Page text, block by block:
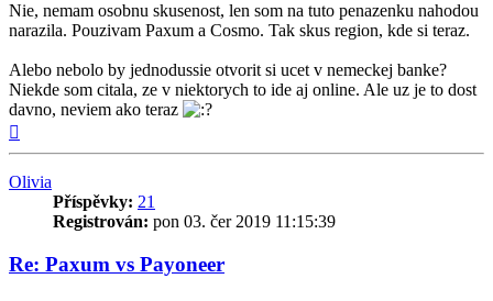
Nie, nemam osobnu skusenost, len som na tuto penazenku nahodou
narazila. Pouzivam Paxum a Cosmo. Tak skus region, kde si teraz.
Alebo nebolo by jednodussie otvorit si ucet v nemeckej banke?
Niekde som citala, ze v niektorych to ide aj online. Ale uz je to dost
davno, neviem ako teraz
Olivia
Příspěvky: 21
Registrován: pon 03. čer 2019 11:15:39
Re: Paxum vs Payoneer